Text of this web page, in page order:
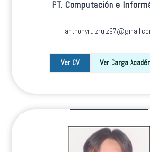
PT. Computación e
Ver CV Ver Carga